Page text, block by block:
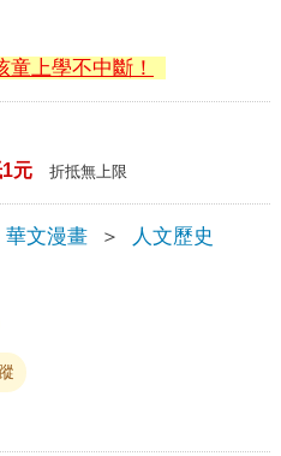
上學不中斷！
元 折抵無上限
華文漫畫 ＞ 人文歷史